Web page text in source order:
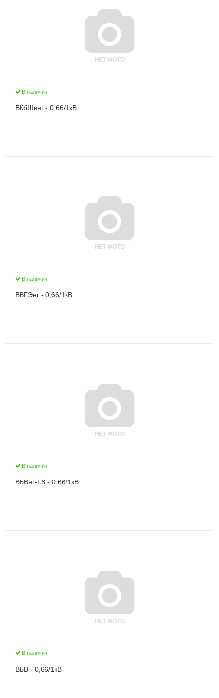
В наличии
ВКбШвнг - 0,66/1кВ
В наличии
ВВГЭнг - 0,66/1кВ
В наличии
ВБВнг-LS - 0,66/1кВ
В наличии
ВБВ - 0,66/1кВ